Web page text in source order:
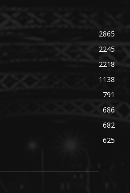
2865
2245
2218
1138
791
686
682
625